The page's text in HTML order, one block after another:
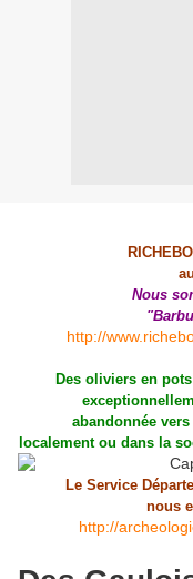
Nous
http://
Des oliviers en
abandonnée
localement ou dans la
Le Service
nous
http://